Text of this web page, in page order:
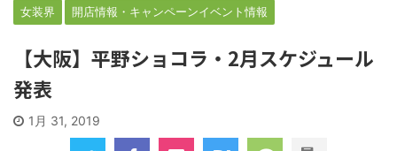
女装界 開店情報・キャンペーンイベント情報
【大阪】平野ショコラ・2月スケジュール
発表
1月 31, 2019